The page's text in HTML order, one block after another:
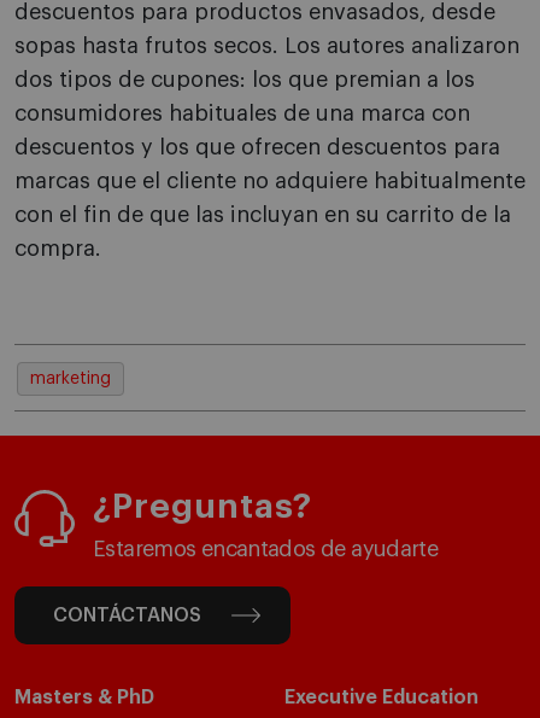
descuentos para productos envasados, desde
sopas hasta frutos secos. Los autores analizaron
dos tipos de cupones: los que premian a los
consumidores habituales de una marca con
descuentos y los que ofrecen descuentos para
marcas que el cliente no adquiere habitualmente
con el fin de que las incluyan en su carrito de la
compra.
marketing
¿Preguntas?
Estaremos encantados de ayudarte
CONTÁCTANOS
Masters & PhD Executive Education